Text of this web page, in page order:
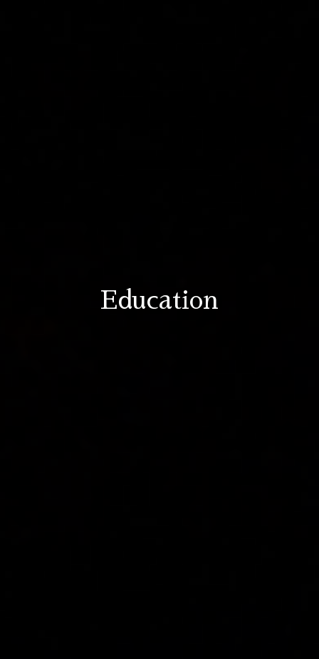
Education